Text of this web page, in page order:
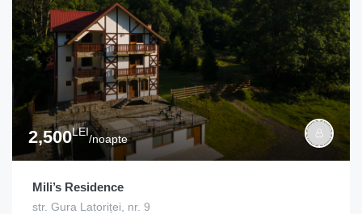
2,500LEI
/noapte
Mili’s Residence
str. Gura Latoriței, nr. 9